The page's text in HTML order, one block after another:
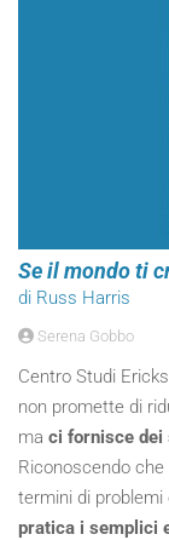
Se il mondo ti
di Russ Harris
Serena Gobbo
Centro Studi
non promette di
ma ci fornisce dei
Riconoscendo
termini di problemi
pratica i semplici